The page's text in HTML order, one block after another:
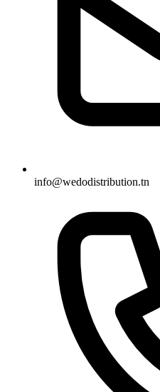
info@wedodistribution.tn